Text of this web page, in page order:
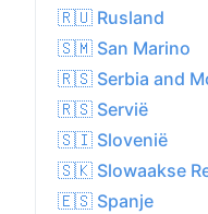
24.5 kph
0.0 mm
9.0
05:44 AM
🇷🇺 Rusland
🇸🇲 San Marino
🇷🇸 Serbia and
🇷🇸 Servië
🇸🇮 Slovenië
🇸🇰 Slowaakse
🇪🇸 Spanje